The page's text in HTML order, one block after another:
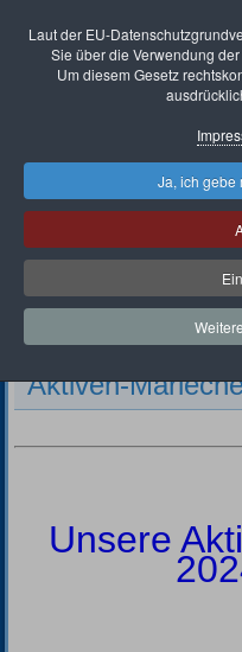
Unsere Sparten
Aktiven-
Unsere
Laut der EU-
Sie über die Verwendung
Um diesem Gesetz
Ja, ich gebe